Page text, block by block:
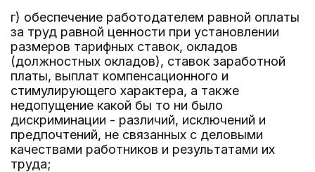
г) обеспечение работодателем равной оплаты
за труд равной ценности при установлении
размеров тарифных ставок, окладов
(должностных окладов), ставок заработной
платы, выплат компенсационного и
стимулирующего характера, а также
недопущение какой бы то ни было
дискриминации - различий, исключений и
предпочтений, не связанных с деловыми
качествами работников и результатами их
труда;